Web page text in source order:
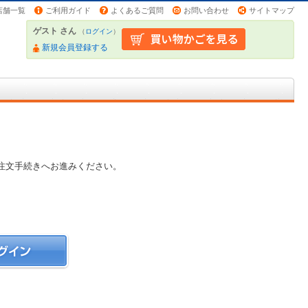
舗一覧 ご利用ガイド よくあるご質問 お問い合わせ サイトマップ
ゲスト さん （ログイン）
新規会員登録する
手続きへお進みください。